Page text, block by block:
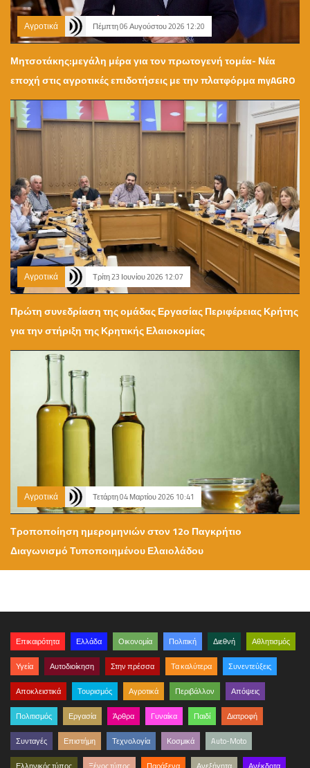
Αγροτικά Πέμπτη 06 Αυγούστου 2026 12:20
Μητσοτάκης:μεγάλη μέρα για τον πρωτογενή τομέα- Νέα
εποχή στις αγροτικές επιδοτήσεις με την πλατφόρμα myAGRO
Αγροτικά Τρίτη 23 Ιουνίου 2026 12:07
Πρώτη συνεδρίαση της ομάδας Εργασίας Περιφέρειας Κρήτης
για την στήριξη της Κρητικής Ελαιοκομίας
Αγροτικά Τετάρτη 04 Μαρτίου 2026 10:41
Τροποποίηση ημερομηνιών στον 12ο Παγκρήτιο
Διαγωνισμό Τυποποιημένου Ελαιολάδου
Επικαιρότητα Ελλάδα Οικονομία Πολιτική Διεθνή Αθλητισμός
Υγεία Αυτοδιοίκηση Στην πρέσσα Τα καλύτερα Συνεντεύξεις
Αποκλειστικά Τουρισμός Αγροτικά Περιβάλλον Απόψεις
Πολιτισμός Εργασία Άρθρα Γυναίκα Παιδί Διατροφή
Συνταγές Επιστήμη Τεχνολογία Κοσμικά Auto-Moto
Ελληνικός τύπος Ξένος τύπος Παράξενα Ανεξήγητα Ανέκδοτα